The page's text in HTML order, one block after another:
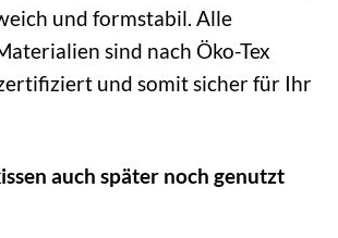
und formstabil. Alle
sind nach Öko-Tex
und somit sicher für Ihr
auch später noch genutzt